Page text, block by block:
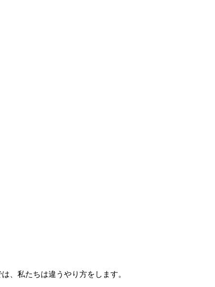
、私たちは違うやり方をします。